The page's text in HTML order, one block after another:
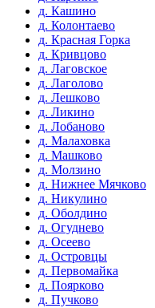
д. Кашино
д. Колонтаево
д. Красная Горка
д. Кривцово
д. Лаговское
д. Лаголово
д. Лешково
д. Ликино
д. Лобаново
д. Малаховка
д. Машково
д. Молзино
д. Нижнее Мячково
д. Никулино
д. Оболдино
д. Огуднево
д. Осеево
д. Островцы
д. Первомайка
д. Поярково
д. Пучково